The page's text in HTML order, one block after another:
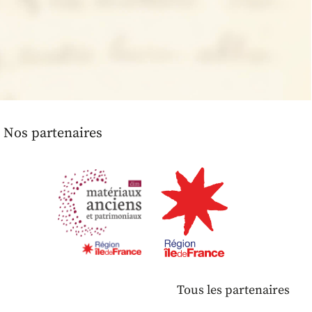
Nos partenaires
Tous les partenaires